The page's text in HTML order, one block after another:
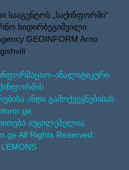
სააგენტოს „საქინფორმი”
ხიდირბეგიშვილი
GEOINFORM Arno
ანდა გამოქვეყნებისას
აუცილებელია.
All Rights Reserved.